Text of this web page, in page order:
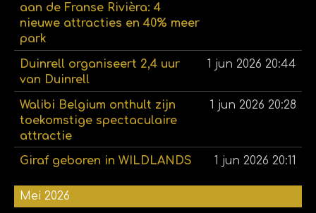
aan de Franse Rivièra: 4
nieuwe attracties en 40% meer
park
Duinrell organiseert 2,4 uur
van Duinrell
1 jun 2026 20:44
Walibi Belgium onthult zijn
toekomstige spectaculaire
attractie
1 jun 2026 20:28
Giraf geboren in WILDLANDS 1 jun 2026 20:11
Mei 2026